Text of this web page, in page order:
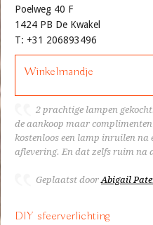
Poelweg 40 F
1424 PB De Kwakel
T: +31 206893496
Winkelmandje
2 prachtige lampen
de aankoop maar
kostenloos een lamp inruilen na
aflevering. En dat zelfs ruim na
Geplaatst doorAbigail
DIY sfeerverlichting